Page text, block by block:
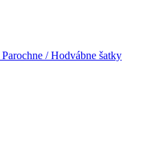
/ Hodvábne šatky